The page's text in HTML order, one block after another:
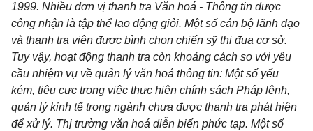
1999. Nhiều đơn vị thanh tra Văn hoá - Thông tin được
công nhận là tập thể lao động giỏi. Một số cán bộ lãnh đạo
và thanh tra viên được bình chọn chiến sỹ thi đua cơ sở.
Tuy vậy, hoạt động thanh tra còn khoảng cách so với yêu
cầu nhiệm vụ về quản lý văn hoá thông tin: Một số yếu
kém, tiêu cực trong việc thực hiện chính sách Pháp lệnh,
quản lý kinh tế trong ngành chưa được thanh tra phát hiện
để xử lý. Thị trường văn hoá diễn biến phức tạp. Một số